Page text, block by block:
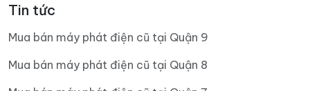
Tin tức
Mua bán máy phát điện cũ tại Quận 9
Mua bán máy phát điện cũ tại Quận 8